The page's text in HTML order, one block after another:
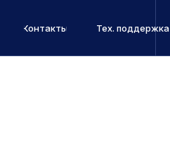
Контакты Тех. поддержка